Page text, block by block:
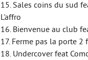
15. Sales coins du sud
L'affro
16. Bienvenue au club
17. Ferme pas la porte 2
18. Undercover feat